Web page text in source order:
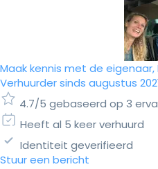
Maak kennis met de eigenaar,
Verhuurder sinds augustus
4.7/5 gebaseerd op 3
Heeft al 5 keer verhuurd
Identiteit geverifieerd
Stuur een bericht